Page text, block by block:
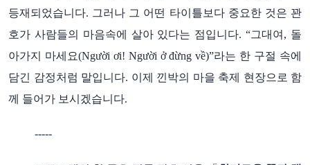
등재되었습니다. 그러나 그 어떤 타이틀보다 중요한 것은 꽌
호가 사람들의 마음속에 살아 있다는 점입니다. “그대여, 돌
아가지 마세요(Người ơi! Người ở đừng về)”라는 한 구절 속에
담긴 감정처럼 말입니다. 이제 낀박의 마을 축제 현장으로 함
께 들어가 보시겠습니다.
-----